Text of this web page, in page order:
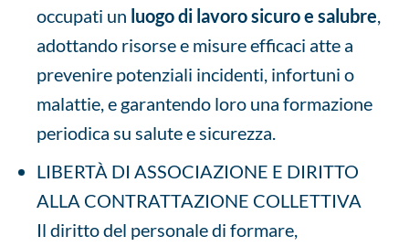
occupati un luogo di lavoro sicuro e salubre,
adottando risorse e misure efficaci atte a
prevenire potenziali incidenti, infortuni o
malattie, e garantendo loro una formazione
periodica su salute e sicurezza.
LIBERTÀ DI ASSOCIAZIONE E DIRITTO
ALLA CONTRATTAZIONE COLLETTIVA
Il diritto del personale di formare,